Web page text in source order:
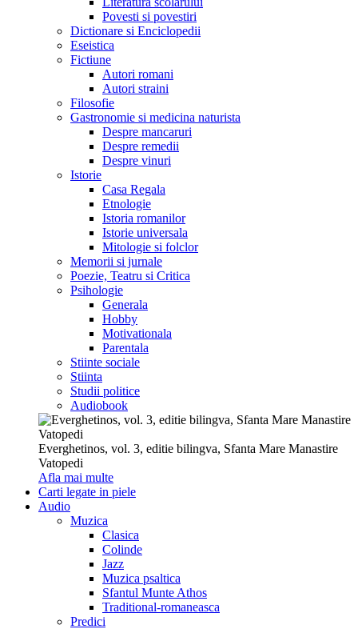
Povesti si povestiri
Dictionare si Enciclopedii
Eseistica
Fictiune
Autori romani
Autori straini
Filosofie
Gastronomie si medicina naturista
Despre mancaruri
Despre remedii
Despre vinuri
Istorie
Casa Regala
Etnologie
Istoria romanilor
Istorie universala
Mitologie si folclor
Memorii si jurnale
Poezie, Teatru si Critica
Psihologie
Generala
Hobby
Motivationala
Parentala
Stiinte sociale
Stiinta
Studii politice
Audiobook
Everghetinos, vol. 3, editie bilingva, Sfanta Mare Manastire
Vatopedi
Afla mai multe
Carti legate in piele
Audio
Muzica
Clasica
Colinde
Jazz
Muzica psaltica
Sfantul Munte Athos
Traditional-romaneasca
Predici